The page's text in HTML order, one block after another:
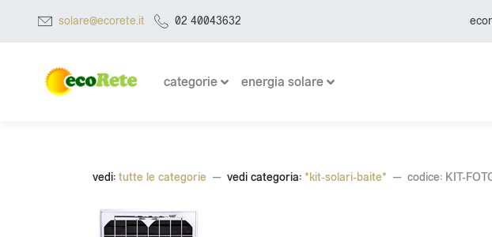
solare@ecorete.it 02 40043632
categorie energia solare
vedi: tutte le categorie vedi categoria: *kit-solari-baite* codice: KIT-